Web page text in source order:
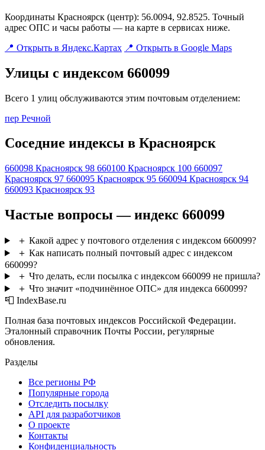
Координаты Красноярск (центр): 56.0094, 92.8525. Точный
адрес ОПС и часы работы — на карте в сервисах ниже.
📍 Открыть в Яндекс.Картах 📍 Открыть в Google Maps
Улицы с индексом 660099
Всего 1 улиц обслуживаются этим почтовым отделением:
пер Речной
Соседние индексы в Красноярск
660098 Красноярск 98 660100 Красноярск 100 660097
Красноярск 97 660095 Красноярск 95 660094 Красноярск 94
660093 Красноярск 93
Частые вопросы — индекс 660099
＋ Какой адрес у почтового отделения с индексом 660099?
＋ Как написать полный почтовый адрес с индексом
660099?
＋ Что делать, если посылка с индексом 660099 не пришла?
＋ Что значит «подчинённое ОПС» для индекса 660099?
📮 IndexBase.ru
Полная база почтовых индексов Российской Федерации.
Эталонный справочник Почты России, регулярные
обновления.
Разделы
Все регионы РФ
Популярные города
Отследить посылку
API для разработчиков
О проекте
Контакты
Конфиденциальность